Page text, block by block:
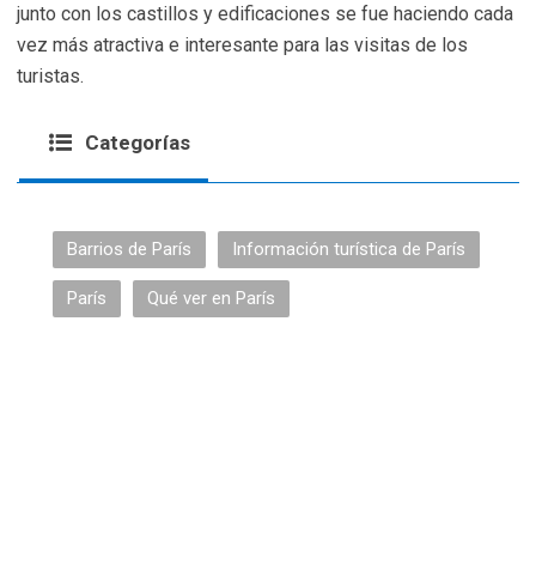
junto con los castillos y edificaciones se fue haciendo cada
vez más atractiva e interesante para las visitas de los
turistas.
Categorías
Barrios de París Información turística de París
París Qué ver en París